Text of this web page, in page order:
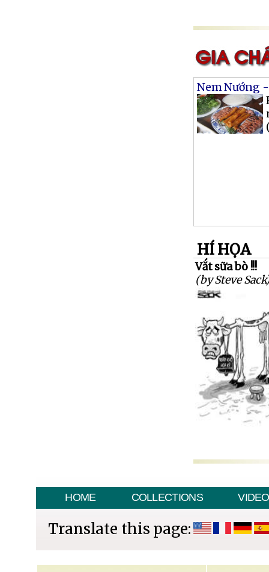
Nem Nướng
HÍ HỌA
Vắt sữa bò !!!
(by Steve
HOME COLLECTIONS VIDEO
Translate this page: